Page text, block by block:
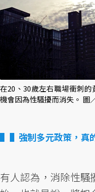
在20、30歲左右職場衝刺
機會因為性騷擾而消失。 圖
▌強制多元政策，真
有人認為，消除性騷